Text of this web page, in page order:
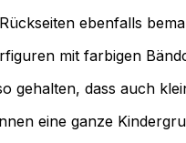
ebenfalls
mit farbigen
gehalten, dass auch
eine ganze